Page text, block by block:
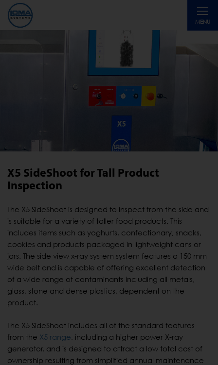
MENU
Toggle
X5 SideShoot for Tall Product
Inspection
The X5 SideShoot is designed to inspect from the side and
is suitable for a variety of taller food products. This
includes items such as yoghurts, confectionary, snacks,
cookies and products packaged in lightweight cans or
jars. The side view x-ray system system features a 150 mm
wide belt and is capable of offering excellent detection
of a wide range of contaminants including all metals,
glass, stone and dense plastics, dependent on the
product.
The X5 SideShoot includes all of the standard features
from the X5 range, including a higher power X-ray
generator, and is designed to attract a low total cost of
ownership resulting from simplified annual maintenance